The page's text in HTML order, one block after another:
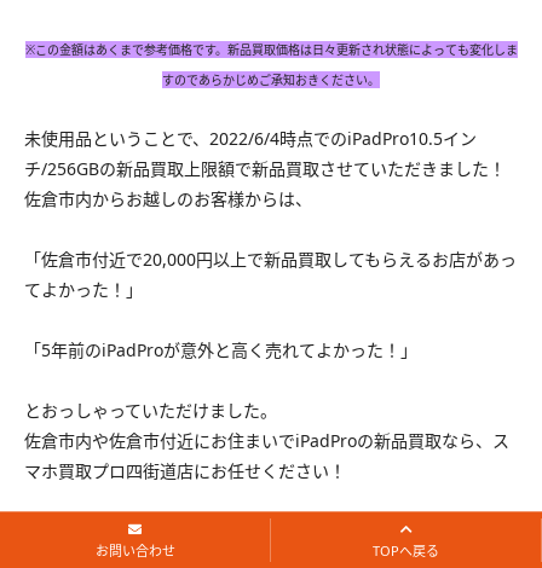
※この金額はあくまで参考価格です。新品買取価格は日々更新され状態によっても変化しま
すのであらかじめご承知おきください。
未使用品ということで、2022/6/4時点でのiPadPro10.5イン
チ/256GBの新品買取上限額で新品買取させていただきました！
佐倉市内からお越しのお客様からは、
「佐倉市付近で20,000円以上で新品買取してもらえるお店があっ
てよかった！」
「5年前のiPadProが意外と高く売れてよかった！」
とおっしゃっていただけました。
佐倉市内や佐倉市付近にお住まいでiPadProの新品買取なら、ス
マホ買取プロ四街道店にお任せください！
☎050-5361-6838
お問い合わせ TOPへ戻る